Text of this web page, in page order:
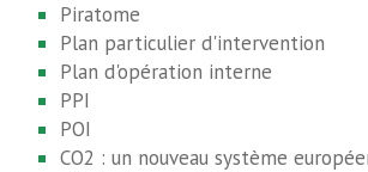
Piratome
Plan particulier d'intervention
Plan d'opération interne
PPI
POI
CO2 : un nouveau système